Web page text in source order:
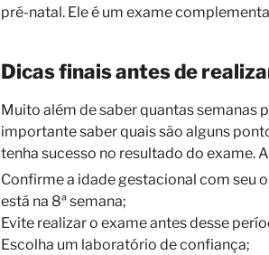
pré-natal. Ele é um exame
Dicas finais antes de
Muito além de saber quantas semanas
importante saber quais são alguns
tenha sucesso no resultado do exame.
Confirme a idade gestacional com seu
está na 8ª semana;
Evite realizar o exame antes desse
Escolha um laboratório de confiança;